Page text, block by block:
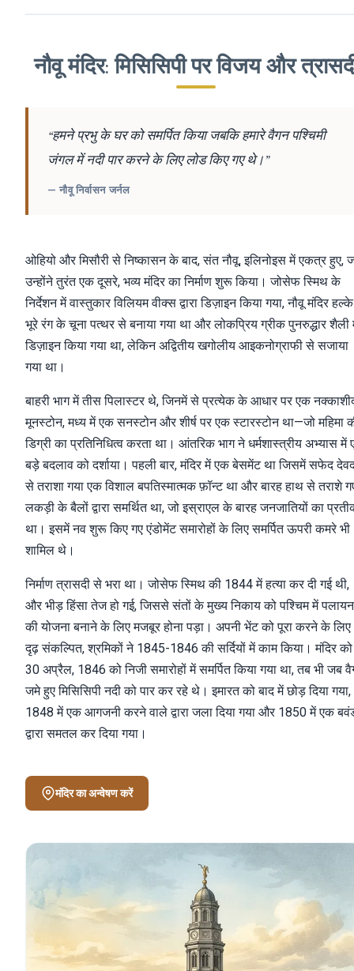
नौवू मंदिर: मिसिसिपी पर विजय और
“हमने प्रभु के घर को समर्पित किया जबकि हमारे वैगन पश्चिमी
जंगल में नदी पार करने के लिए लोड किए गए थे।”
— नौवू निर्वासन जर्नल
ओहियो और मिसौरी से निष्कासन के बाद, संत नौवू, इलिनोइस में एकत्र हुए,
उन्होंने तुरंत एक दूसरे, भव्य मंदिर का निर्माण शुरू किया। जोसेफ स्मिथ के
निर्देशन में वास्तुकार विलियम वीक्स द्वारा डिज़ाइन किया गया, नौवू मंदिर हल्के
भूरे रंग के चूना पत्थर से बनाया गया था और लोकप्रिय ग्रीक पुनरुद्धार शैली
डिज़ाइन किया गया था, लेकिन अद्वितीय खगोलीय आइकनोग्राफी से सजाया
गया था।
बाहरी भाग में तीस पिलास्टर थे, जिनमें से प्रत्येक के आधार पर एक
मूनस्टोन, मध्य में एक सनस्टोन और शीर्ष पर एक स्टारस्टोन था—जो महिमा
डिग्री का प्रतिनिधित्व करता था। आंतरिक भाग ने धर्मशास्त्रीय अभ्यास में
बड़े बदलाव को दर्शाया। पहली बार, मंदिर में एक बेसमेंट था जिसमें सफेद
से तराशा गया एक विशाल बपतिस्मात्मक फ़ॉन्ट था और बारह हाथ से तराशे
लकड़ी के बैलों द्वारा समर्थित था, जो इस्राएल के बारह जनजातियों का
था। इसमें नव शुरू किए गए एंडोमेंट समारोहों के लिए समर्पित ऊपरी कमरे भी
शामिल थे।
निर्माण त्रासदी से भरा था। जोसेफ स्मिथ की 1844 में हत्या कर दी गई थी,
और भीड़ हिंसा तेज हो गई, जिससे संतों के मुख्य निकाय को पश्चिम में पलायन
की योजना बनाने के लिए मजबूर होना पड़ा। अपनी भेंट को पूरा करने के लिए
दृढ़ संकल्पित, श्रमिकों ने 1845-1846 की सर्दियों में काम किया। मंदिर को
30 अप्रैल, 1846 को निजी समारोहों में समर्पित किया गया था, तब भी जब
जमे हुए मिसिसिपी नदी को पार कर रहे थे। इमारत को बाद में छोड़ दिया गया,
1848 में एक आगजनी करने वाले द्वारा जला दिया गया और 1850 में एक
द्वारा समतल कर दिया गया।
मंदिर का अन्वेषण करें